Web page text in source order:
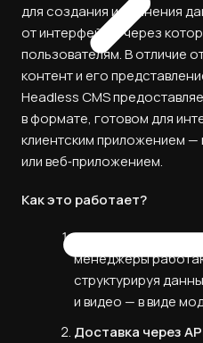
для создания и хранения
от интерфейса, через
пользователям. В отличие
контент и его
Headless CMS
в формате, готовом для
клиентским приложением
или веб‑приложением.
Как это работает?
Создание и
менеджеры
структурируя
и видео — в виде
Доставка через